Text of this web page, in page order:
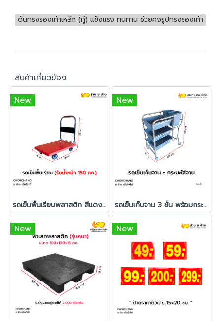
ดันทรงรองเท้าเหล็ก (คู่) แข็งแรง ทนทาน ช่วยคงรูปทรงรองเท้า
สินค้าเกี่ยวข้อง
New
รถเข็นพื้นเรียบพลาสติก สีแดง ขนาด 56 X 80 X 85 cm.
New
รถเข็นเก็บจาน 3 ชั้น พร้อมกระบะใส่ภาชนะ
New New